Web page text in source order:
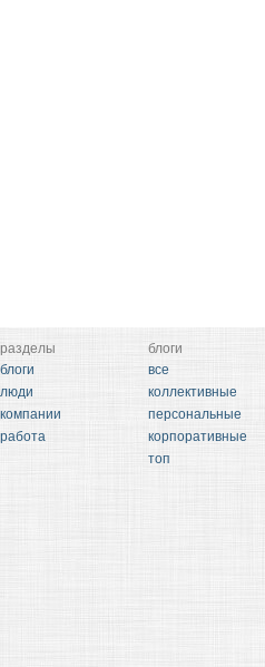
разделы
блоги
люди
компании
работа
блоги
все
коллективные
персональные
корпоративные
топ